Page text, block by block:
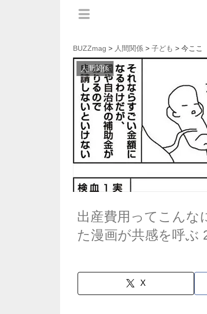
BUZZmag > 人間関係 > 子ども > 今ここ
人間関係
出産費用ってこんな
た漫画が共感を呼ぶ
X